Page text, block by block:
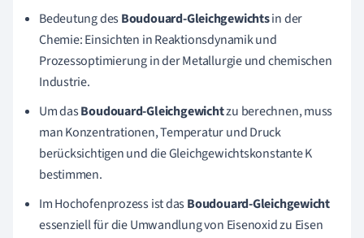
Bedeutung desBoudouard-Gleichgewichtsin der
Chemie: Einsichten in Reaktionsdynamik und
Prozessoptimierung in der Metallurgie und chemischen
Industrie.
Um dasBoudouard-Gleichgewichtzu berechnen, muss
man Konzentrationen, Temperatur und Druck
berücksichtigen und die Gleichgewichtskonstante K
bestimmen.
Im Hochofenprozess ist dasBoudouard-Gleichgewicht
essenziell für die Umwandlung von Eisenoxid zu Eisen